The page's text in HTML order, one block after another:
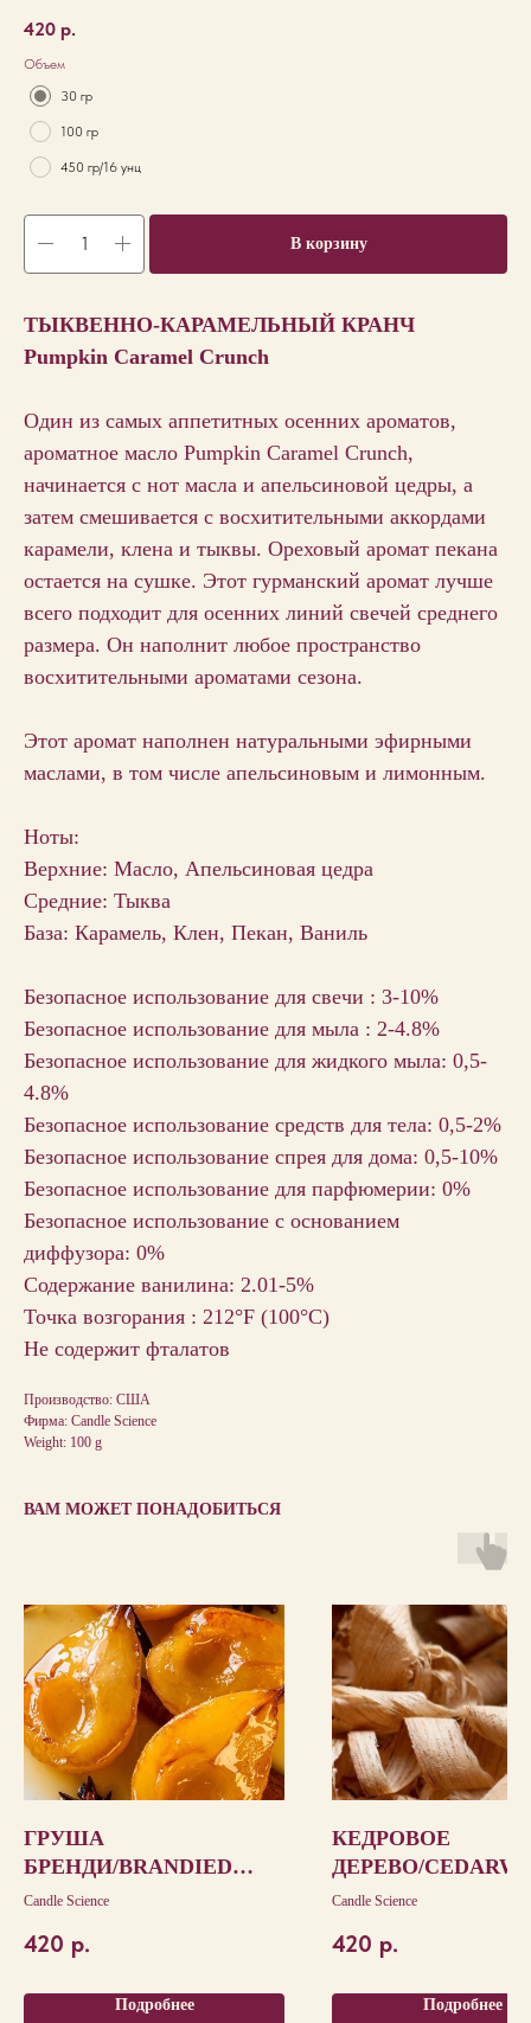
420 р.
Объем
30 гр
100 гр
450 гр/16 унц
В корзину
TЫКВЕННО-КАРАМЕЛЬНЫЙ КРАНЧ
Pumpkin Caramel Crunch
Один из самых аппетитных осенних ароматов,
ароматное масло Pumpkin Caramel Crunch,
начинается с нот масла и апельсиновой цедры, а
затем смешивается с восхитительными аккордами
карамели, клена и тыквы. Ореховый аромат пекана
остается на сушке. Этот гурманский аромат лучше
всего подходит для осенних линий свечей среднего
размера. Он наполнит любое пространство
восхитительными ароматами сезона.
Этот аромат наполнен натуральными эфирными
маслами, в том числе апельсиновым и лимонным.
Ноты:
Верхние: Масло, Апельсиновая цедра
Средние: Тыква
База: Карамель, Клен, Пекан, Ваниль
Безопасное использование для свечи : 3-10%
Безопасное использование для мыла : 2-4.8%
Безопасное использование для жидкого мыла: 0,5-
4.8%
Безопасное использование средств для тела: 0,5-2%
Безопасное использование спрея для дома: 0,5-10%
Безопасное использование для парфюмерии: 0%
Безопасное использование с основанием
диффузора: 0%
Содержание ванилина: 2.01-5%
Точка возгорания : 212°F (100°С)
Не содержит фталатов
Производство: США
Фирма: Candle Science
Weight: 100 g
ВАМ МОЖЕТ ПОНАДОБИТЬСЯ
ГРУША
БРЕНДИ/BRANDIED
PEAR
Candle Science
420 р.
Подробнее
КЕДРОВОЕ
ДЕРЕВО/
BLANC
Candle Science
420 р.
Подробнее